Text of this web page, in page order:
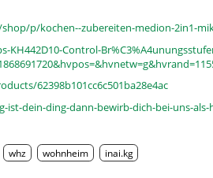
p/kochen--zubereiten-medion-2in1-
Control-
62398b101cc6c501ba28e4ac
dein-ding-dann-bewirb-dich-bei-uns-
whz wohnheim inai.kg